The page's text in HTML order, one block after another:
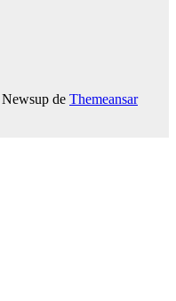
de Themeansar